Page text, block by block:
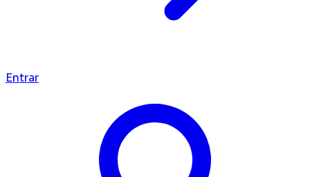
Entrar